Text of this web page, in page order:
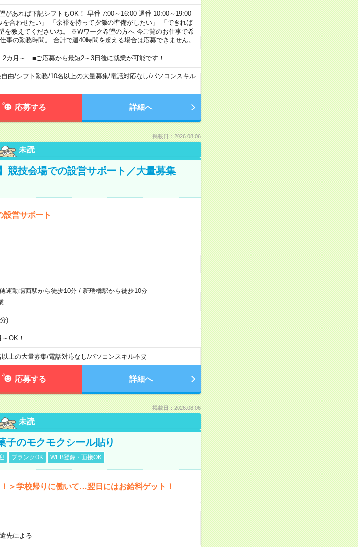
があれば下記シフトもOK！ 早番 7:00～16:00 遅番 10:00～19:00
合わせたい」 「余裕を持って夕飯の準備がしたい」 「できれば
を教えてくださいね。 ※Wワーク希望の方へ 今ご覧のお仕事で希
事の勤務時間。 合計で週40時間を超える場合は応募できません。
2カ月～ ■ご応募から最短2～3日後に就業が可能です！
由/シフト勤務/10名以上の大量募集/電話対応なし/パソコンスキル
応募する 詳細へ
掲載日：2026.08.06
未読
競技会場での設営サポート／大量募集
設営サポート
運動場西駅から徒歩10分/ 新瑞橋駅から徒歩10分
)
OK！
以上の大量募集/電話対応なし/パソコンスキル不要
応募する 詳細へ
掲載日：2026.08.06
未読
子のモクモクシール貼り
ブランクOK WEB登録・面接OK
＞学校帰りに働いて…翌日にはお給料ゲット！
先による